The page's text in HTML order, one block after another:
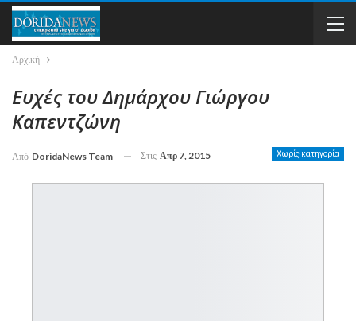
Αρχική
Ευχές του Δημάρχου Γιώργου
Καπεντζώνη
Χωρίς κατηγορία
Από DoridaNews Team Στις Απρ 7, 2015